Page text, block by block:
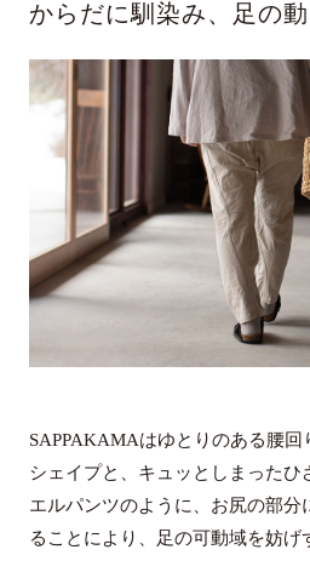
からだに馴染み、足の動
SAPPAKAMAはゆとりのある腰
シェイプと、キュッとしまったひ
エルパンツのように、お尻の部分
ることにより、足の可動域を妨げ